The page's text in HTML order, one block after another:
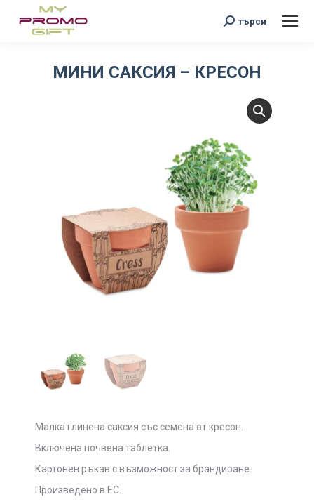
Search:
търси
МИНИ САКСИЯ – КРЕСОН
Малка глинена саксия със семена от кресон.
Включена почвена таблетка.
Картонен ръкав с възможност за брандиране.
Произведено в ЕС.